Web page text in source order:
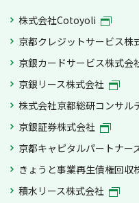
株式会社Cotoyoli
京都クレジットサービス株
京銀カードサービス株式会
京銀リース株式会社
株式会社京都総研コンサル
京銀証券株式会社
京都キャピタルパートナー
きょうと事業再生債権回収
積水リース株式会社